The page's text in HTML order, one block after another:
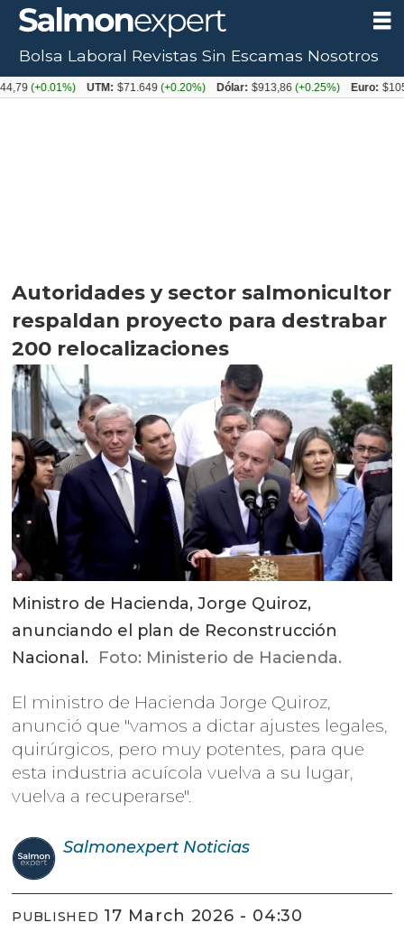
Autoridades y sector salmonicultor
respaldan proyecto para destrabar
200 relocalizaciones
Ministro de Hacienda, Jorge Quiroz,
anunciando el plan de Reconstrucción
Nacional. Foto: Ministerio de Hacienda.
El ministro de Hacienda Jorge Quiroz,
anunció que "vamos a dictar ajustes legales,
quirúrgicos, pero muy potentes, para que
esta industria acuícola vuelva a su lugar,
vuelva a recuperarse".
Salmonexpert Noticias
PUBLISHED 17 March 2026 - 04:30
Bolsa Laboral Revistas Sin Escamas Nosotros
UTM: $71.649(+0.20%) Dólar: $913,86(+0.25%) Euro: $1053,08(-